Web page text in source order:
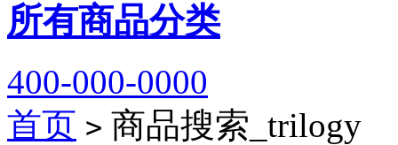
所有商品分类
400-000-0000
首页 > 商品搜索_trilogy